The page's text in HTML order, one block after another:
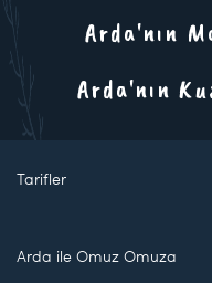
Arda'nın
Arda'nın
Tarifler
Arda ile Omuz Omuza